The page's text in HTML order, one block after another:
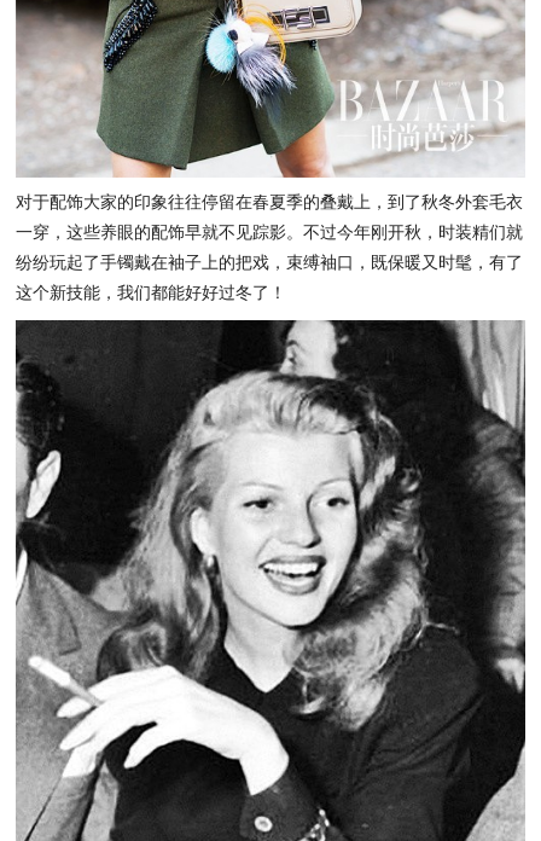
对于配饰大家的印象往往停留在春夏季的叠戴上，到了秋冬外套毛衣
一穿，这些养眼的配饰早就不见踪影。不过今年刚开秋，时装精们就
纷纷玩起了手镯戴在袖子上的把戏，束缚袖口，既保暖又时髦，有了
这个新技能，我们都能好好过冬了！